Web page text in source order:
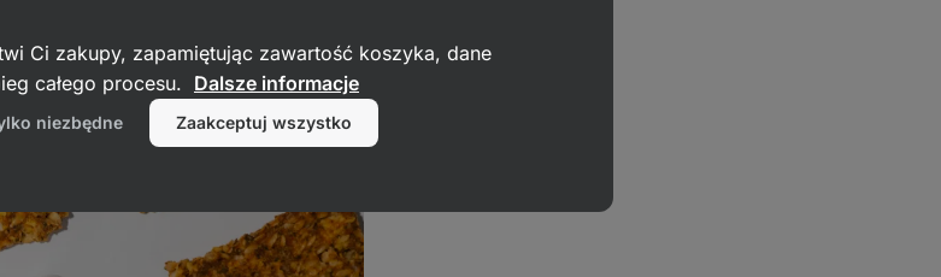
Ci zakupy, zapamiętując zawartość koszyka, dane
całego procesu. Dalsze informacje
niezbędne Zaakceptuj wszystko